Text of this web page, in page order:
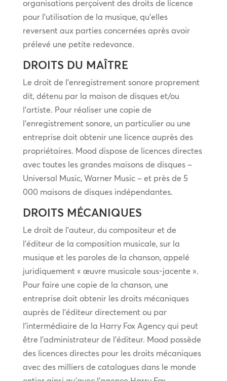
organisations perçoivent des droits de licence
pour l’utilisation de la musique, qu’elles
reversent aux parties concernées après avoir
prélevé une petite redevance.
DROITS DU MAÎTRE
Le droit de l’enregistrement sonore proprement
dit, détenu par la maison de disques et/ou
l’artiste. Pour réaliser une copie de
l’enregistrement sonore, un particulier ou une
entreprise doit obtenir une licence auprès des
propriétaires. Mood dispose de licences directes
avec toutes les grandes maisons de disques –
Universal Music, Warner Music – et près de 5
000 maisons de disques indépendantes.
DROITS MÉCANIQUES
Le droit de l’auteur, du compositeur et de
l’éditeur de la composition musicale, sur la
musique et les paroles de la chanson, appelé
juridiquement « œuvre musicale sous-jacente ».
Pour faire une copie de la chanson, une
entreprise doit obtenir les droits mécaniques
auprès de l’éditeur directement ou par
l’intermédiaire de la Harry Fox Agency qui peut
être l’administrateur de l’éditeur. Mood possède
des licences directes pour les droits mécaniques
avec des milliers de catalogues dans le monde